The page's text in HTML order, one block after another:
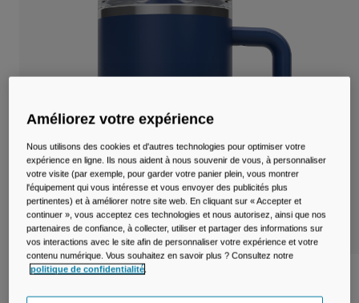
Gourdes
Sacoches Vélo
Réservoirs
Accessoires
Tout Voir
Voyages et style de vie
Nos Partenaires
Tasse isotherme Thrive™ Mug SST 500ml
Améliorez votre expérience
Nous utilisons des cookies et d'autres technologies pour optimiser votre
expérience en ligne. Ils nous aident à nous souvenir de vous, à personnaliser
votre visite (par exemple, pour garder votre panier plein, vous montrer
l'équipement qui vous intéresse et vous envoyer des publicités plus
pertinentes) et à améliorer notre site web. En cliquant sur « Accepter et
continuer », vous acceptez ces technologies et nous autorisez, ainsi que nos
partenaires de confiance, à collecter, utiliser et partager des informations sur
vos interactions avec le site afin de personnaliser votre expérience et votre
contenu numérique. Vous souhaitez en savoir plus ? Consultez notre
politique de confidentialité.